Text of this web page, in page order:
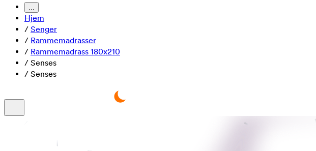
...
Hjem
/ Senger
/ Rammemadrasser
/ Rammemadrass 180x210
/ Senses
/ Senses